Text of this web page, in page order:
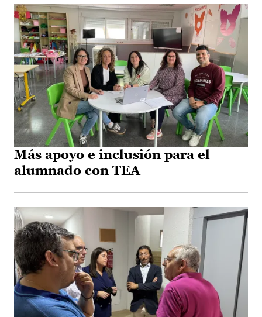
Más apoyo e inclusión para el
alumnado con TEA